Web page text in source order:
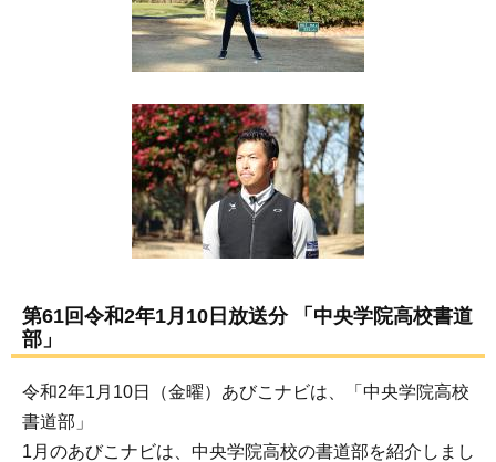
第61回令和2年1月10日放送分 「中央学院高校書道
部」
令和2年1月10日（金曜）あびこナビは、「中央学院高校
書道部」
1月のあびこナビは、中央学院高校の書道部を紹介しまし